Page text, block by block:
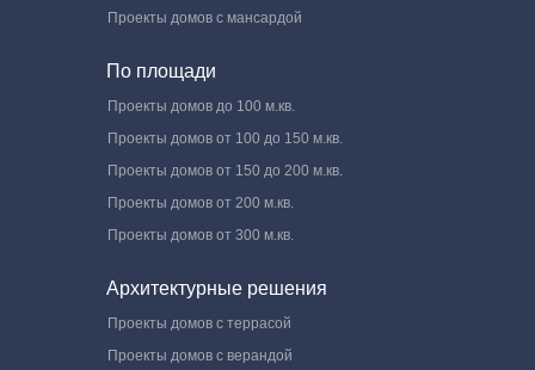
Проекты домов с мансардой
По площади
Проекты домов до 100 м.кв.
Проекты домов от 100 до 150 м.кв.
Проекты домов от 150 до 200 м.кв.
Проекты домов от 200 м.кв.
Проекты домов от 300 м.кв.
Архитектурные решения
Проекты домов с террасой
Проекты домов с верандой